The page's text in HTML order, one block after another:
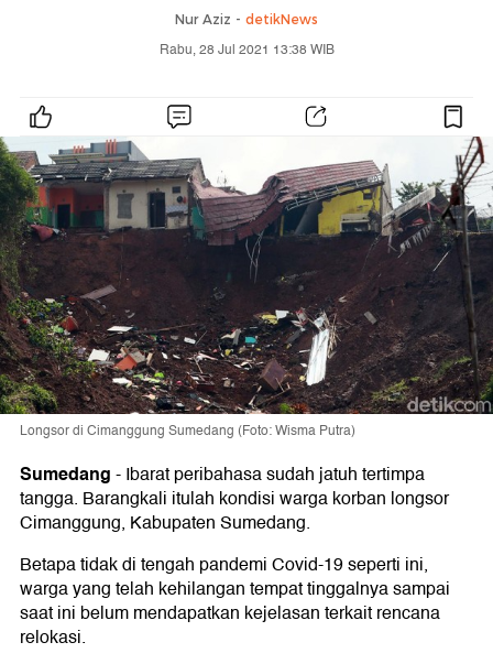
Nur Aziz - detikNews
Rabu, 28 Jul 2021 13:38 WIB
Longsor di Cimanggung Sumedang (Foto: Wisma Putra)
Sumedang-Ibarat peribahasa sudah jatuh tertimpa
tangga. Barangkali itulah kondisi warga korban longsor
Cimanggung, Kabupaten Sumedang.
Betapa tidak di tengah pandemi Covid-19 seperti ini,
warga yang telah kehilangan tempat tinggalnya sampai
saat ini belum mendapatkan kejelasan terkait rencana
relokasi.